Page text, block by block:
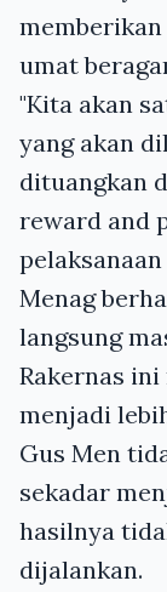
umat
"Kita akan
yang akan
dituangkan
reward and
Menag
langsung
Rakernas
menjadi
Gus Men
sekadar
hasilnya
dijalankan.